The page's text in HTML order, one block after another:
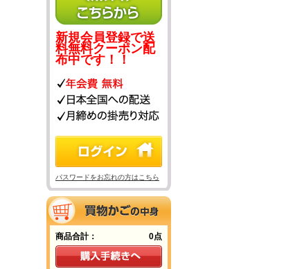
新規会員登録で送
料無料クーポン配
布中です！！
パスワードをお忘れの方はこちら
商品合計： 0点